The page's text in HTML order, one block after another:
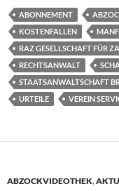
ABONNEMENT
KOSTENFALLEN
RAZ GESELLSCHAFT FÜR
RECHTSANWALT
STAATSANWALTSCHAFT
URTEILE
VEREIN
ABZOCKVIDEOTHEK,